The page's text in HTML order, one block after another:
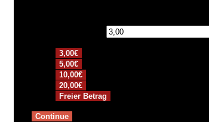
3,00€
5,00€
10,00€
20,00€
Freier Betrag
Continue